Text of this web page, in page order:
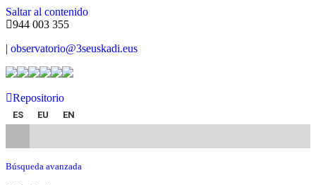
Saltar al contenido
944 003 355
| observatorio@3seuskadi.eus
Repositorio
ES EU EN
Búsqueda avanzada